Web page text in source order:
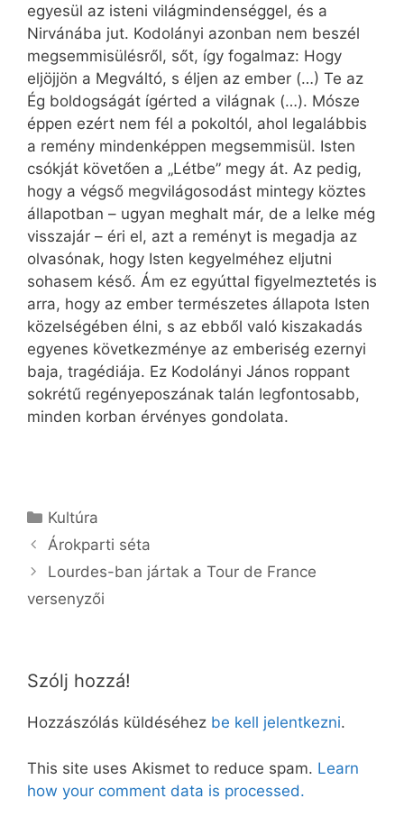
egyesül az isteni világmindenséggel, és a
Nirvánába jut. Kodolányi azonban nem beszél
megsemmisülésről, sőt, így fogalmaz: Hogy
eljöjjön a Megváltó, s éljen az ember (…) Te az
Ég boldogságát ígérted a világnak (…). Mósze
éppen ezért nem fél a pokoltól, ahol legalábbis
a remény mindenképpen megsemmisül. Isten
csókját követően a „Létbe” megy át. Az pedig,
hogy a végső megvilágosodást mintegy köztes
állapotban – ugyan meghalt már, de a lelke még
visszajár – éri el, azt a reményt is megadja az
olvasónak, hogy Isten kegyelméhez eljutni
sohasem késő. Ám ez egyúttal figyelmeztetés is
arra, hogy az ember természetes állapota Isten
közelségében élni, s az ebből való kiszakadás
egyenes következménye az emberiség ezernyi
baja, tragédiája. Ez Kodolányi János roppant
sokrétű regényeposzának talán legfontosabb,
minden korban érvényes gondolata.
Kategória
Kultúra
Árokparti séta
Lourdes-ban jártak a Tour de France
versenyzői
Szólj hozzá!
Hozzászólás küldéséhez be kell jelentkezni.
This site uses Akismet to reduce spam. Learn
how your comment data is processed.